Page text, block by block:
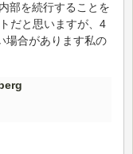
部を続行することを
だと思いますが、4
場合があります私の